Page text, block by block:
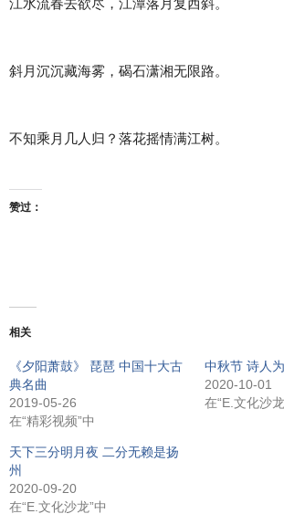
斜月沉沉藏海雾，碣石潇湘无限路。
不知乘月几人归？落花摇情满江树。
赞过：
相关
《夕阳萧鼓》 琵琶 中国十大古
典名曲
2019-05-26
在“精彩视频”中
中秋节 诗人
2020-10-01
在“E.文化沙
天下三分明月夜 二分无赖是扬
州
2020-09-20
在“E.文化沙龙”中